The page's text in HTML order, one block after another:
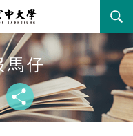
馬仔
略過字型切
印 分享